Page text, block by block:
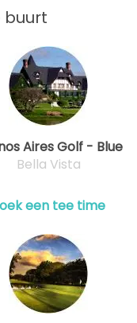
buurt
Aires Golf - Blue
Bella Vista
een tee time